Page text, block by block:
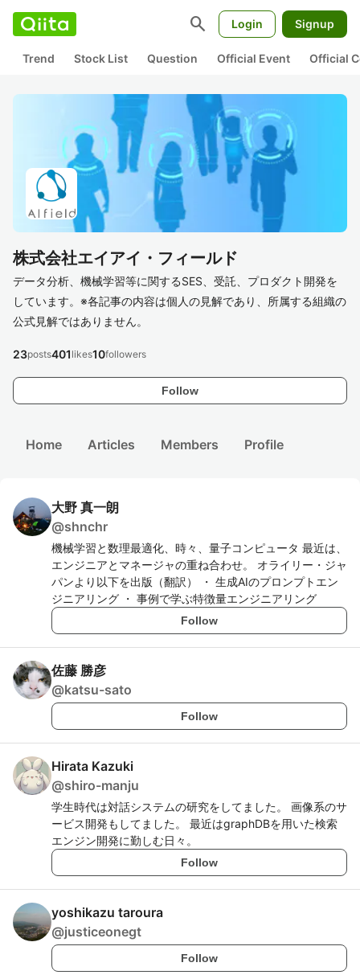
search Login Signup
Trend Stock List Question Official Event Official
株式会社エイアイ・フィールド
データ分析、機械学習等に関するSES、受託、プロダクト開発を
しています。※各記事の内容は個人の見解であり、所属する組織の
公式見解ではありません。
Follow
23posts401 likes10followers
Home Articles Members Profile
大野 真一朗
@shnchr
機械学習と数理最適化、時々、量子コンピュータ 最近は、
エンジニアとマネージャの重ね合わせ。 オライリー・ジャ
パンより以下を出版（翻訳） ・ 生成AIのプロンプトエン
ジニアリング ・ 事例で学ぶ特徴量エンジニアリング
Follow
佐藤 勝彦
@katsu-sato
Follow
Hirata Kazuki
@shiro-manju
学生時代は対話システムの研究をしてました。 画像系のサ
ービス開発もしてました。 最近はgraphDBを用いた検索
エンジン開発に勤しむ日々。
Follow
yoshikazu taroura
@justiceonegt
Follow